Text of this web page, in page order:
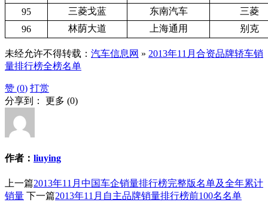
95
三菱戈蓝 东南汽车
三菱
96
林荫大道 上海通用 别克
未经允许不得转载： 汽车信息网 » 2013年11月合资品牌轿车销
量排行榜全榜名单
赞 (0) 打赏
分享到： 更多 (0)
作者： liuying
上一篇2013年11月中国车企销量排行榜完整版名单及全年累计
销量 下一篇2013年11月自主品牌销量排行榜前100名名单